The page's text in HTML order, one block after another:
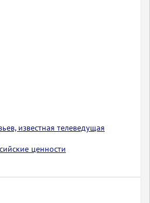
известная телеведущая
ценности